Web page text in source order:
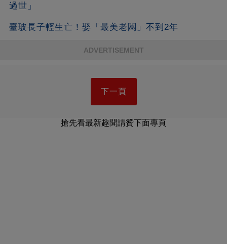
過世」
臺玻長子輕生亡！娶「最美老闆」不到2年
ADVERTISEMENT
下一頁
搶先看最新趣聞請贊下面專頁